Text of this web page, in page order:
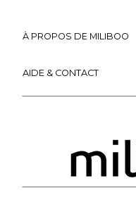
À PROPOS DE MILIBOO
AIDE & CONTACT